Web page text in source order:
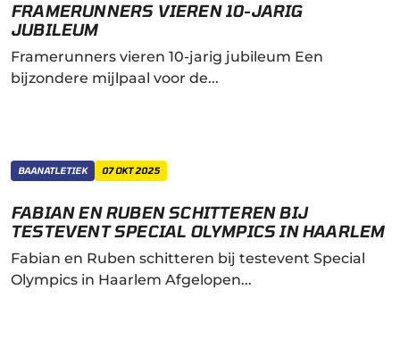
FRAMERUNNERS VIEREN 10-JARIG
JUBILEUM
Framerunners vieren 10-jarig jubileum Een
bijzondere mijlpaal voor de...
BAANATLETIEK 07 OKT 2025
FABIAN EN RUBEN SCHITTEREN BIJ
TESTEVENT SPECIAL OLYMPICS IN HAARLEM
Fabian en Ruben schitteren bij testevent Special
Olympics in Haarlem Afgelopen...